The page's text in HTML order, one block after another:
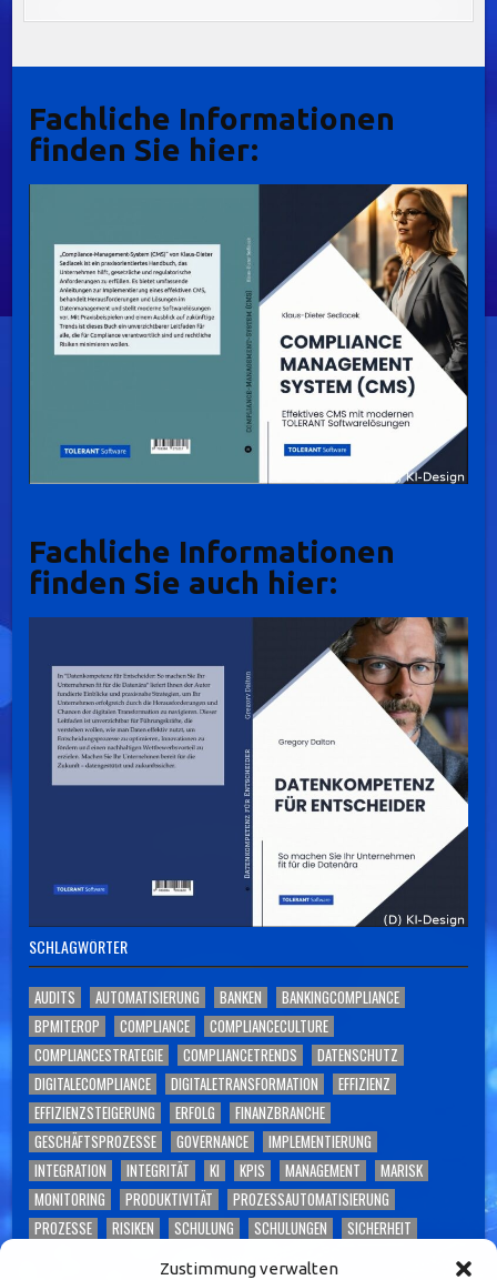
Zustimmung verwalten
Fachliche Informationen
finden Sie hier:
Fachliche Informationen
finden Sie auch hier:
SCHLAGWÖRTER
AUDITS AUTOMATISIERUNG BANKEN
BANKINGCOMPLIANCE
BPMITEROP
COMPLIANCE
COMPLIANCECULTURE
COMPLIANCESTRATEGIE
COMPLIANCETRENDS
DATENSCHUTZ
DIGITALECOMPLIANCE
DIGITALETRANSFORMATION
EFFIZIENZ
EFFIZIENZSTEIGERUNG
ERFOLG
FINANZBRANCHE
GESCHÄFTSPROZESSE
GOVERNANCE
IMPLEMENTIERUNG
INTEGRATION
INTEGRITÄT KI KPIS MANAGEMENT
MARISK
MONITORING
PRODUKTIVITÄT
PROZESSAUTOMATISIERUNG
PROZESSE
RISIKEN SCHULUNG SCHULUNGEN
SICHERHEIT